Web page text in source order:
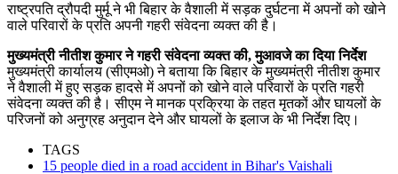
राष्ट्रपति द्रौपदी मुर्मू ने भी बिहार के वैशाली में सड़क दुर्घटना में अपनों को खोने
वाले परिवारों के प्रति अपनी गहरी संवेदना व्यक्त की है।
मुख्यमंत्री नीतीश कुमार ने गहरी संवेदना व्यक्त की, मुआवजे का दिया निर्देश
मुख्यमंत्री कार्यालय (सीएमओ) ने बताया कि बिहार के मुख्यमंत्री नीतीश कुमार
ने वैशाली में हुए सड़क हादसे में अपनों को खोने वाले परिवारों के प्रति गहरी
संवेदना व्यक्त की है। सीएम ने मानक प्रक्रिया के तहत मृतकों और घायलों के
परिजनों को अनुग्रह अनुदान देने और घायलों के इलाज के भी निर्देश दिए।
TAGS
15 people died in a road accident in Bihar's Vaishali